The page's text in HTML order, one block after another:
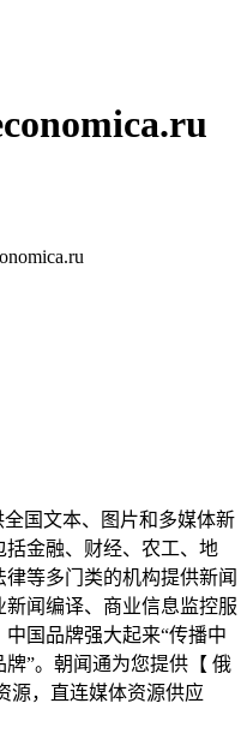
国文本、图片和多媒体新
金融、财经、农工、地
等多门类的机构提供新闻
闻编译、商业信息监控服
国品牌强大起来“传播中
”。朝闻通为您提供【 俄
源，直连媒体资源供应